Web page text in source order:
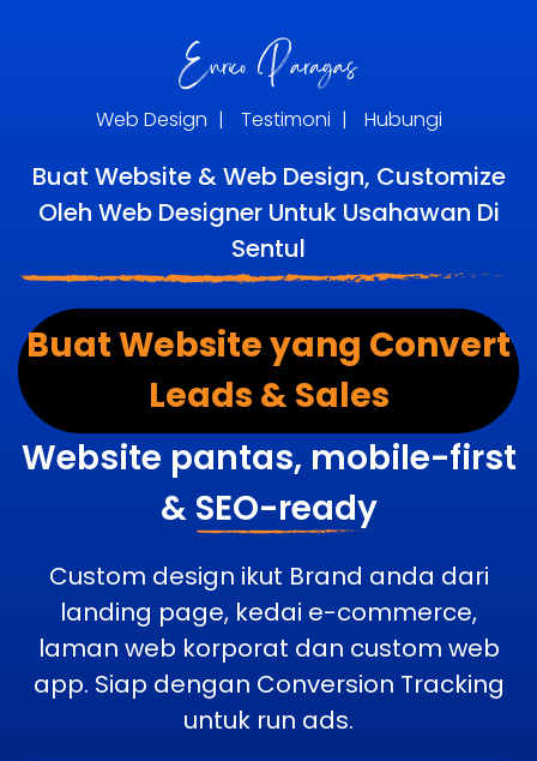
Web Design | Testimoni | Hubungi
Buat Website & Web Design, Customize
Oleh Web Designer Untuk Usahawan Di
Sentul
Buat Website yang Convert
Leads & Sales
Website pantas, mobile-first
& SEO-ready
Custom design ikut Brand anda dari
landing page, kedai e-commerce,
laman web korporat dan custom web
app. Siap dengan Conversion Tracking
untuk run ads.